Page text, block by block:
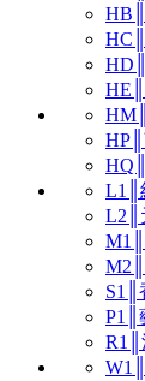
L1║
L2║
S1║
P1║
R1║